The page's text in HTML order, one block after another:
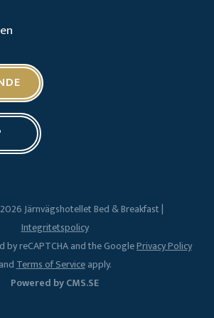
Järnvägshotellet Bed & Breakfast |
Integritetspolicy
by reCAPTCHA and the GooglePrivacy Policy
andTerms of Serviceapply.
Powered by CMS.SE